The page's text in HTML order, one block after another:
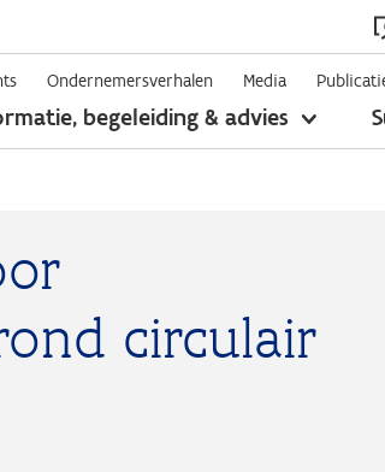
Ondernemersverhalen Media
begeleiding & advies
toon
circulair